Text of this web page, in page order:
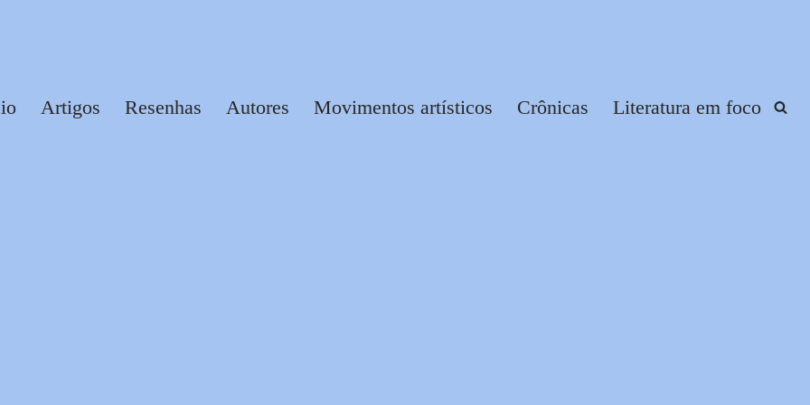
Artigos Resenhas Autores Movimentos artísticos Crônicas Literatura em foco